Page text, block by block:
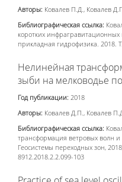
Авторы: Ковалев П.Д., Ковалев
Библиографическая ссылка:
коротких
прикладная гидрофизика. 2018.
Нелинейная
зыби на мелководье
Год публикации: 2018
Авторы: Ковалев Д.П., Ковалев
Библиографическая ссылка:
трансформация ветровых волн
Геосистемы переходных зон,
8912.2018.2.2.099-103